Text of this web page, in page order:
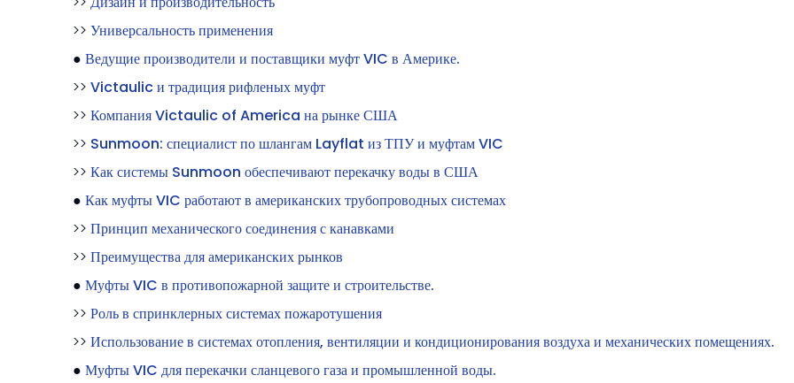
>> Универсальность применения
● Ведущие производители и поставщики муфт VIC в Америке.
>> Victaulic и традиция рифленых муфт
>> Компания Victaulic of America на рынке США
>> Sunmoon: специалист по шлангам Layflat из ТПУ и муфтам VIC
>> Как системы Sunmoon обеспечивают перекачку воды в США
● Как муфты VIC работают в американских трубопроводных системах
>> Принцип механического соединения с канавками
>> Преимущества для американских рынков
● Муфты VIC в противопожарной защите и строительстве.
>> Роль в спринклерных системах пожаротушения
>> Использование в системах отопления, вентиляции и кондиционирования воздуха и механических помещениях.
● Муфты VIC для перекачки сланцевого газа и промышленной воды.